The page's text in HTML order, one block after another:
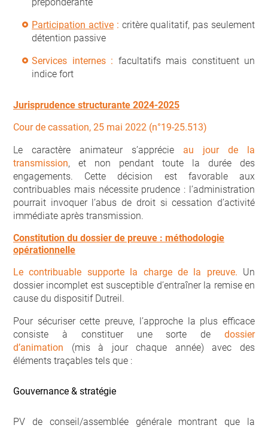
Participation active: critère qualitatif, pas seulement
détention passive
Services internes : facultatifs mais constituent un
indice fort
Jurisprudence structurante 2024-2025
Cour de cassation, 25 mai 2022 (n°19-25.513)
Le caractère animateur s’apprécie au jour de la
transmission, et non pendant toute la durée des
engagements. Cette décision est favorable aux
contribuables mais nécessite prudence : l’administration
pourrait invoquer l’abus de droit si cessation d’activité
immédiate après transmission.
Constitution du dossier de preuve : méthodologie
opérationnelle
Le contribuable supporte la charge de la preuve. Un
dossier incomplet est susceptible d’entraîner la remise en
cause du dispositif Dutreil.
Pour sécuriser cette preuve, l’approche la plus efficace
consiste à constituer une sorte de dossier
d’animation (mis à jour chaque année) avec des
éléments traçables tels que :
Gouvernance & stratégie
PV de conseil/assemblée générale montrant que la